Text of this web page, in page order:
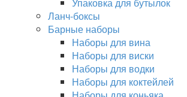
Ланч-боксы
Барные наборы
Наборы для вина
Наборы для виски
Наборы для водки
Наборы для коктейлей